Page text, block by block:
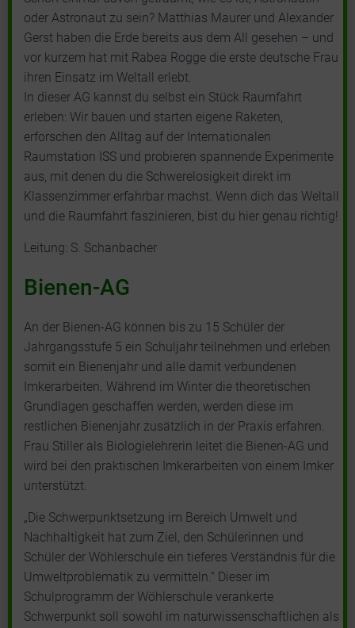
oder Astronaut zu sein? Matthias Maurer und Alexander
Gerst haben die Erde bereits aus dem All gesehen – und
vor kurzem hat mit Rabea Rogge die erste deutsche Frau
ihren Einsatz im Weltall erlebt.
In dieser AG kannst du selbst ein Stück Raumfahrt
erleben: Wir bauen und starten eigene Raketen,
erforschen den Alltag auf der Internationalen
Raumstation ISS und probieren spannende Experimente
aus, mit denen du die Schwerelosigkeit direkt im
Klassenzimmer erfahrbar machst. Wenn dich das Weltall
und die Raumfahrt faszinieren, bist du hier genau richtig!
Leitung: S. Schanbacher
Bienen-AG
An der Bienen-AG können bis zu 15 Schüler der
Jahrgangsstufe 5 ein Schuljahr teilnehmen und erleben
somit ein Bienenjahr und alle damit verbundenen
Imkerarbeiten. Während im Winter die theoretischen
Grundlagen geschaffen werden, werden diese im
restlichen Bienenjahr zusätzlich in der Praxis erfahren.
Frau Stiller als Biologielehrerin leitet die Bienen-AG und
wird bei den praktischen Imkerarbeiten von einem Imker
unterstützt.
„Die Schwerpunktsetzung im Bereich Umwelt und
Nachhaltigkeit hat zum Ziel, den Schülerinnen und
Schüler der Wöhlerschule ein tieferes Verständnis für die
Umweltproblematik zu vermitteln.“ Dieser im
Schulprogramm der Wöhlerschule verankerte
Schwerpunkt soll sowohl im naturwissenschaftlichen als